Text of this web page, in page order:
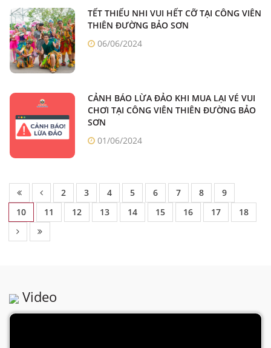
TẾT THIẾU NHI VUI HẾT CỠ TẠI CÔNG VIÊN
THIÊN ĐƯỜNG BẢO SƠN
06/06/2024
CẢNH BÁO LỪA ĐẢO KHI MUA LẠI VÉ VUI
CHƠI TẠI CÔNG VIÊN THIÊN ĐƯỜNG BẢO
SƠN
01/06/2024
2 3 4 5 6 7 8
9
10
11 12 13 14 15 16 17 18
Video